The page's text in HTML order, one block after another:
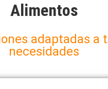
Alimentos
adaptadas a
necesidades